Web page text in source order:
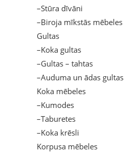
–Stūra dīvāni
–Biroja mīkstās mēbeles
Gultas
–Koka gultas
–Gultas – tahtas
–Auduma un ādas gultas
Koka mēbeles
–Kumodes
–Taburetes
–Koka krēsli
Korpusa mēbeles